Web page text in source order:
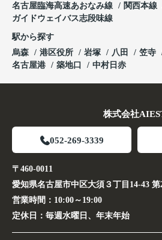
名古屋臨海高速あおなみ線
関西本線
ガイドウェイバス志段味線
駅から探す
烏森
港区役所 岩塚 八田 笠寺
名古屋港
築地口 中村日赤
株式会社
052-269-3339
〒460-0011
愛知県名古屋市中区大須３丁目14-43
営業時間： 10:00～19:00
定休日： 毎週水曜日、年末年始